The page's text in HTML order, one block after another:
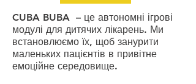
CUBA BUBA – це автономні ігрові
модулі для дитячих лікарень. Ми
встановлюємо їх, щоб занурити
маленьких пацієнтів в привітне
емоційне середовище.